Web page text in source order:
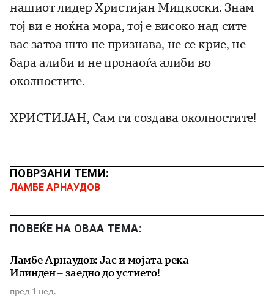
нашиот лидер Христијан Мицкоски. Знам
тој ви е ноќна мора, тој е високо над сите
вас затоа што не признава, не се крие, не
бара алиби и не пронаоѓа алиби во
околностите.
ХРИСТИЈАН, Сам ги создава околностите!
ПОВРЗАНИ ТЕМИ:
ЛАМБЕ АРНАУДОВ
ПОВЕЌЕ НА ОВАА ТЕМА:
Ламбе Арнаудов: Јас и мојата река
Илинден – заедно до устието!
пред 1 нед.